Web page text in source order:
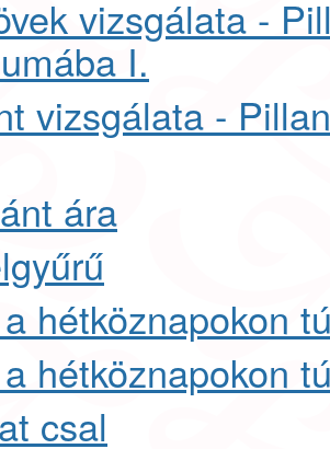
vizsgálata -
I.
vizsgálata -
ára
hétköznapokon
hétköznapokon
csal